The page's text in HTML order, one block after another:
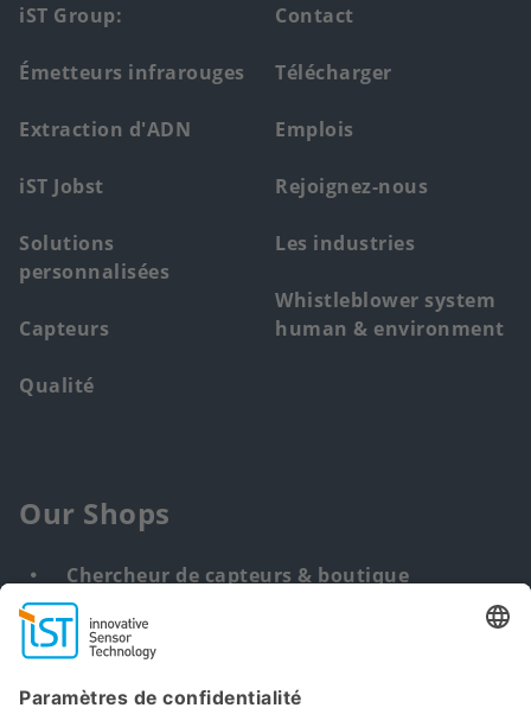
Footer
main
menu
iST Group:
Émetteurs infrarouges
Extraction d'ADN
iST Jobst
Solutions
personnalisées
Capteurs
Qualité
Contact
Télécharger
Emplois
Rejoignez-nous
Les industries
Whistleblower system
human & environment
Our Shops
Chercheur de capteurs & boutique
Solution personnalisée
DNA & RNA Extraction Kits